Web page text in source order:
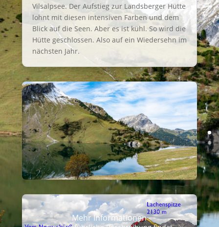
Vilsalpsee. Der Aufstieg zur Landsberger Hütte
lohnt mit diesen intensiven Farben und dem
Blick auf die Seen. Aber es ist kühl. So wird die
Hütte geschlossen. Also auf ein Wiedersehn im
nächsten Jahr.
Mehr Informationen